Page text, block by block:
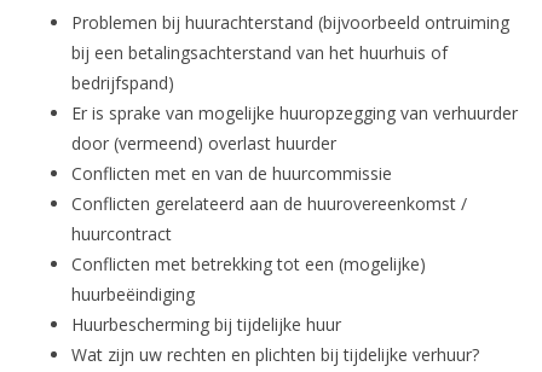
Problemen bij huurachterstand (bijvoorbeeld ontruiming
bij een betalingsachterstand van het huurhuis of
bedrijfspand)
Er is sprake van mogelijke huuropzegging van verhuurder
door (vermeend) overlast huurder
Conflicten met en van de huurcommissie
Conflicten gerelateerd aan de huurovereenkomst /
huurcontract
Conflicten met betrekking tot een (mogelijke)
huurbeëindiging
Huurbescherming bij tijdelijke huur
Wat zijn uw rechten en plichten bij tijdelijke verhuur?